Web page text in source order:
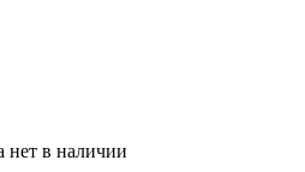
нет в наличии